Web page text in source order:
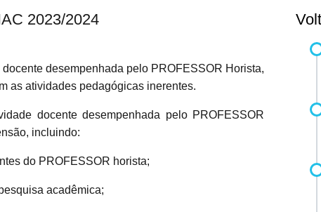
2023/2024
desempenhada pelo PROFESSOR Horista,
as atividades pedagógicas inerentes.
docente desempenhada pelo PROFESSOR
incluindo:
do PROFESSOR horista;
acadêmica;